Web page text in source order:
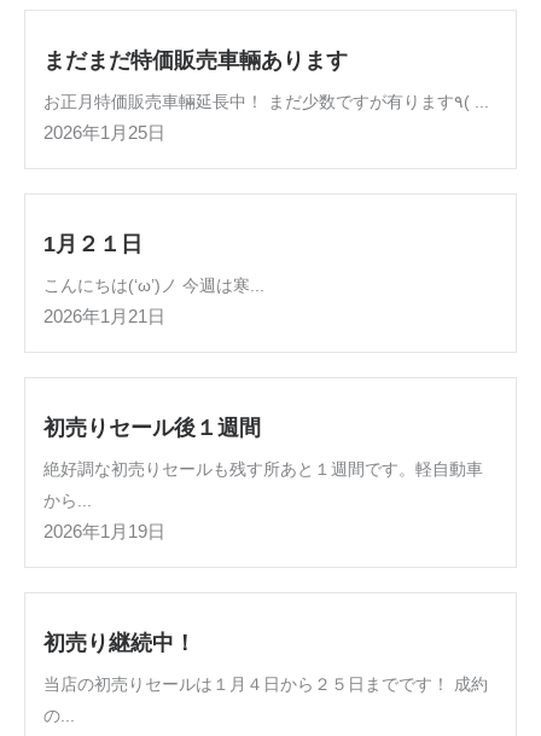
まだまだ特価販売車輛あります
お正月特価販売車輛延長中！ まだ少数ですが有ります٩( ...
2026年1月25日
1月２１日
こんにちは(‘ω’)ノ 今週は寒...
2026年1月21日
初売りセール後１週間
絶好調な初売りセールも残す所あと１週間です。軽自動車
から...
2026年1月19日
初売り継続中！
当店の初売りセールは１月４日から２５日までです！ 成約
の...